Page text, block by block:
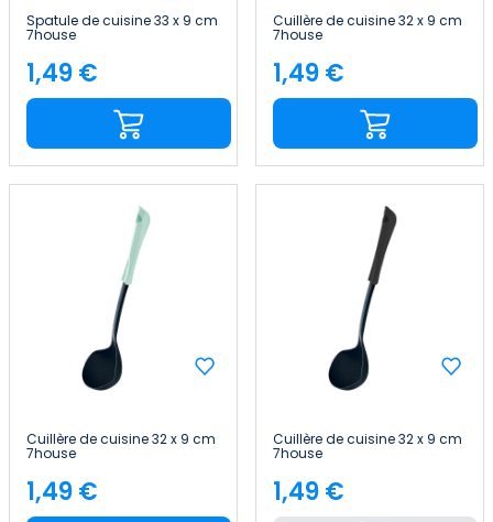
Spatule de cuisine 33 x 9 cm
7house
Price
1,49 €
Cuillère de cuisine 32 x 9 cm
7house
Price
1,49 €
Cuillère de cuisine 32 x 9 cm
7house
Price
1,49 €
Cuillère de cuisine 32 x 9 cm
7house
Price
1,49 €